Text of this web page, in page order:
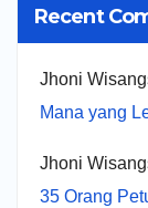
Recent
Jhoni
Mana yang
Jhoni
35 Orang